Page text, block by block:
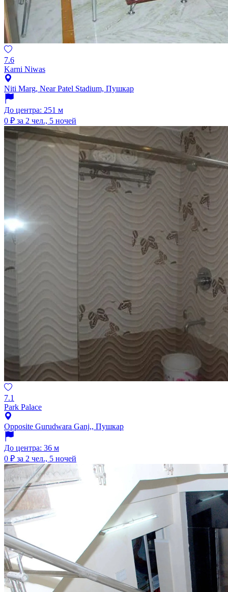
7.6
Karni Niwas
Niti Marg, Near Patel Stadium, Пушкар
До центра: 251 м
0 ₽ за 2 чел., 5 ночей
7.1
Park Palace
Opposite Gurudwara Ganj,, Пушкар
До центра: 36 м
0 ₽ за 2 чел., 5 ночей